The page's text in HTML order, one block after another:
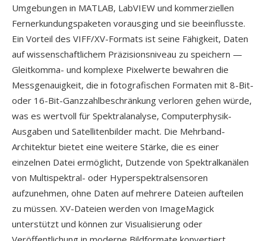
Umgebungen in MATLAB, LabVIEW und kommerziellen
Fernerkundungspaketen vorausging und sie beeinflusste.
Ein Vorteil des VIFF/XV-Formats ist seine Fähigkeit, Daten
auf wissenschaftlichem Präzisionsniveau zu speichern —
Gleitkomma- und komplexe Pixelwerte bewahren die
Messgenauigkeit, die in fotografischen Formaten mit 8-Bit-
oder 16-Bit-Ganzzahlbeschränkung verloren gehen würde,
was es wertvoll für Spektralanalyse, Computerphysik-
Ausgaben und Satellitenbilder macht. Die Mehrband-
Architektur bietet eine weitere Stärke, die es einer
einzelnen Datei ermöglicht, Dutzende von Spektralkanälen
von Multispektral- oder Hyperspektralsensoren
aufzunehmen, ohne Daten auf mehrere Dateien aufteilen
zu müssen. XV-Dateien werden von ImageMagick
unterstützt und können zur Visualisierung oder